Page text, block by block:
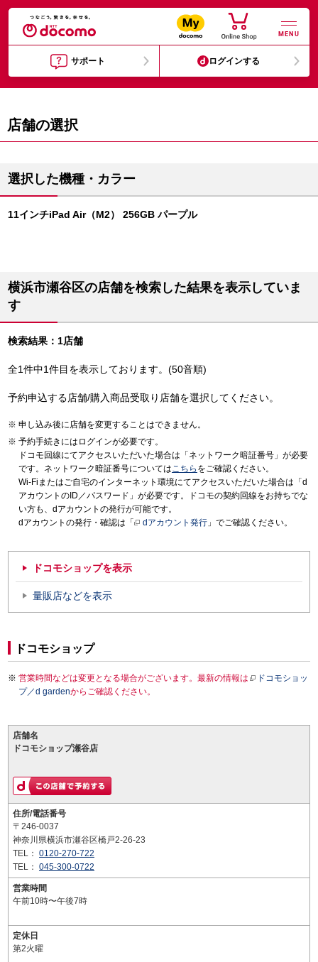
MENU
サポート ログインする
店舗の選択
選択した機種・カラー
11インチiPad Air（M2） 256GB パープル
横浜市瀬谷区の店舗を検索した結果を表示していま
す
検索結果：1店舗
全1件中1件目を表示しております。(50音順)
予約申込する店舗/購入商品受取り店舗を選択してください。
申し込み後に店舗を変更することはできません。
予約手続きにはログインが必要です。
ドコモ回線にてアクセスいただいた場合は「ネットワーク暗証番号」が必要
です。ネットワーク暗証番号についてはこちら をご確認ください。
Wi-Fiまたはご自宅のインターネット環境にてアクセスいただいた場合は「d
アカウントのID／パスワード」が必要です。ドコモの契約回線をお持ちでな
い方も、dアカウントの発行が可能です。
dアカウントの発行・確認は「
dアカウント発行 」でご確認ください。
ドコモショップを表示
量販店などを表示
ドコモショップ
営業時間などは変更となる場合がございます。最新の情報は
ドコモショッ
プ／d gardenからご確認ください。
店舗名
ドコモショップ瀬谷店
住所/電話番号
〒246-0037
神奈川県横浜市瀬谷区橋戸2-26-23
TEL： 0120-270-722
TEL： 045-300-0722
営業時間
午前10時〜午後7時
定休日
第2火曜